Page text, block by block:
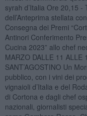
syrah d’Italia Ore 20,15 -
dell’Anteprima stellata
Consegna dei Premi
Antinori Conferimento
Cucina 2023” allo chef
MARZO DALLE 11 ALLE
SANT’AGOSTINO Un
pubblico, con i vini dei
vignaioli d’Italia e del
di Cortona e dagli chef
nazionali, giornalisti